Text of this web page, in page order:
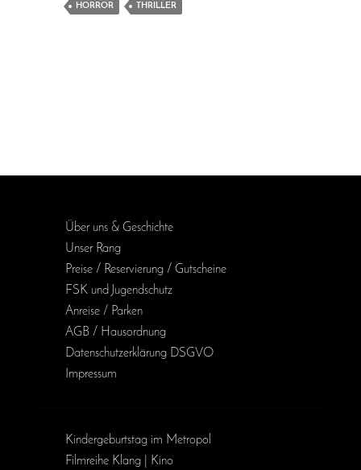
HORROR THRILLER
Über uns & Geschichte
Unser Rang
Preise / Reservierung / Gutscheine
FSK und Jugendschutz
Anreise / Parken
AGB / Haus­ordnung
Daten­schutz­erklärung DSGVO
Impressum
Kinder­geburts­tag im Metropol
Filmreihe Klang | Kino